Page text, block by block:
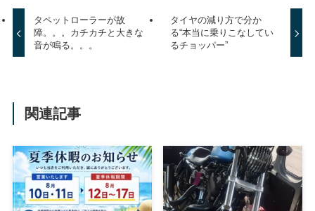
タペットローラーが故
障。。。カチカチと大きな
音が鳴る。。。
タイヤの減り方で分か
る“本当に乗りこなしてい
るチョッパー”
関連記事